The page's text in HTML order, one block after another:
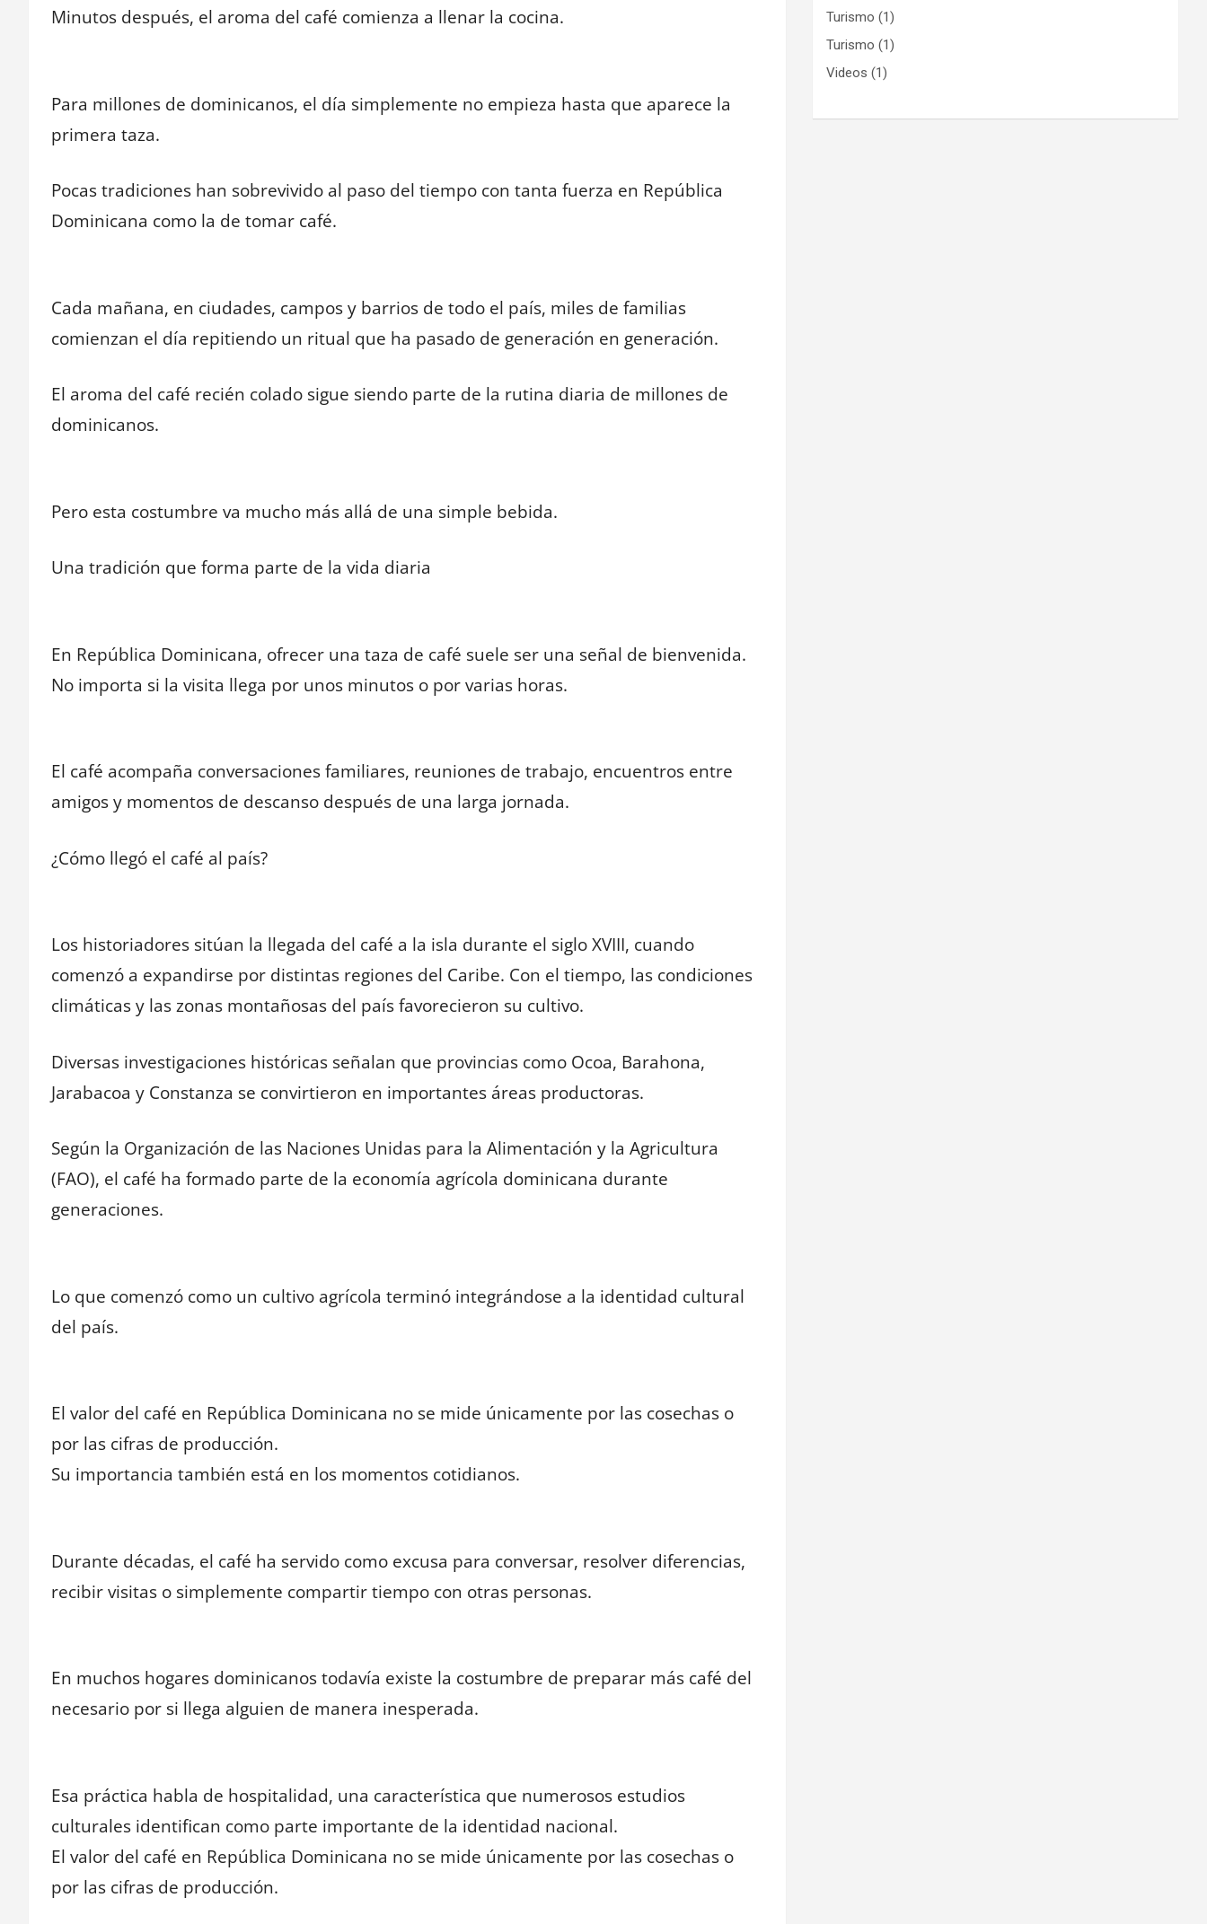
Minutos después, el aroma del café comienza a llenar la cocina.
Para millones de dominicanos, el día simplemente no empieza hasta que aparece la
primera taza.
Pocas tradiciones han sobrevivido al paso del tiempo con tanta fuerza en República
Dominicana como la de tomar café.
Cada mañana, en ciudades, campos y barrios de todo el país, miles de familias
comienzan el día repitiendo un ritual que ha pasado de generación en generación.
El aroma del café recién colado sigue siendo parte de la rutina diaria de millones de
dominicanos.
Pero esta costumbre va mucho más allá de una simple bebida.
Una tradición que forma parte de la vida diaria
En República Dominicana, ofrecer una taza de café suele ser una señal de bienvenida.
No importa si la visita llega por unos minutos o por varias horas.
El café acompaña conversaciones familiares, reuniones de trabajo, encuentros entre
amigos y momentos de descanso después de una larga jornada.
¿Cómo llegó el café al país?
Los historiadores sitúan la llegada del café a la isla durante el siglo XVIII, cuando
comenzó a expandirse por distintas regiones del Caribe. Con el tiempo, las condiciones
climáticas y las zonas montañosas del país favorecieron su cultivo.
Diversas investigaciones históricas señalan que provincias como Ocoa, Barahona,
Jarabacoa y Constanza se convirtieron en importantes áreas productoras.
Según la Organización de las Naciones Unidas para la Alimentación y la Agricultura
(FAO), el café ha formado parte de la economía agrícola dominicana durante
generaciones.
Lo que comenzó como un cultivo agrícola terminó integrándose a la identidad cultural
del país.
El valor del café en República Dominicana no se mide únicamente por las cosechas o
por las cifras de producción.
Su importancia también está en los momentos cotidianos.
Durante décadas, el café ha servido como excusa para conversar, resolver diferencias,
recibir visitas o simplemente compartir tiempo con otras personas.
En muchos hogares dominicanos todavía existe la costumbre de preparar más café del
necesario por si llega alguien de manera inesperada.
Esa práctica habla de hospitalidad, una característica que numerosos estudios
culturales identifican como parte importante de la identidad nacional.
El valor del café en República Dominicana no se mide únicamente por las cosechas o
por las cifras de producción.
Turismo (1)
Turismo (1)
Videos (1)